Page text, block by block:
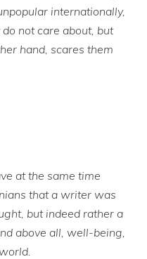
internationally,
not care about, but
hand, scares them
at the same time
that a writer was
but indeed rather a
above all, well-being,